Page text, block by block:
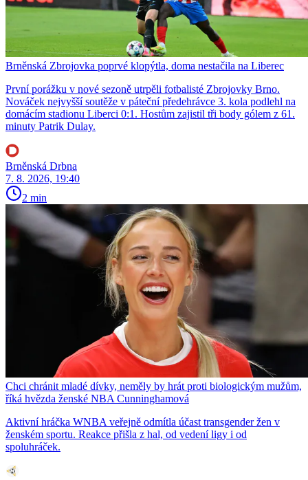
Brněnská Zbrojovka poprvé klopýtla, doma nestačila na Liberec
První porážku v nové sezoně utrpěli fotbalisté Zbrojovky Brno.
Nováček nejvyšší soutěže v páteční předehrávce 3. kola podlehl na
domácím stadionu Liberci 0:1. Hostům zajistil tři body gólem z 61.
minuty Patrik Dulay.
Brněnská Drbna
7. 8. 2026, 19:40
2 min
Chci chránit mladé dívky, neměly by hrát proti biologickým mužům,
říká hvězda ženské NBA Cunninghamová
Aktivní hráčka WNBA veřejně odmítla účast transgender žen v
ženském sportu. Reakce přišla z hal, od vedení ligy i od
spoluhráček.